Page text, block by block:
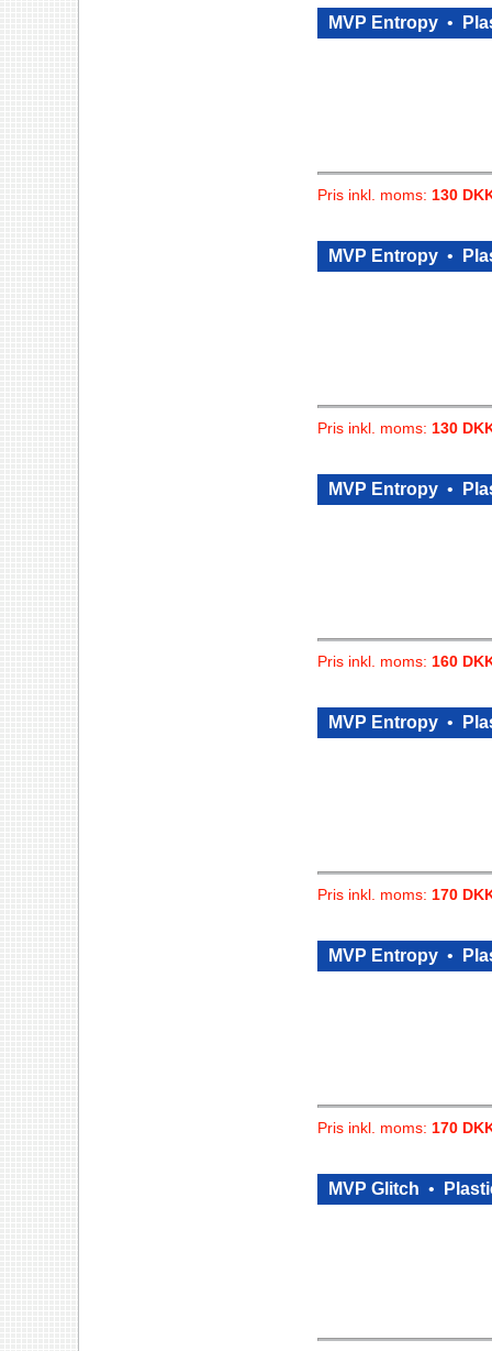
MVP Entropy •
Pris inkl. moms: 130
MVP Entropy •
Pris inkl. moms: 130
MVP Entropy •
Pris inkl. moms: 160
MVP Entropy •
Pris inkl. moms: 170
MVP Entropy •
Pris inkl. moms: 170
MVP Glitch •